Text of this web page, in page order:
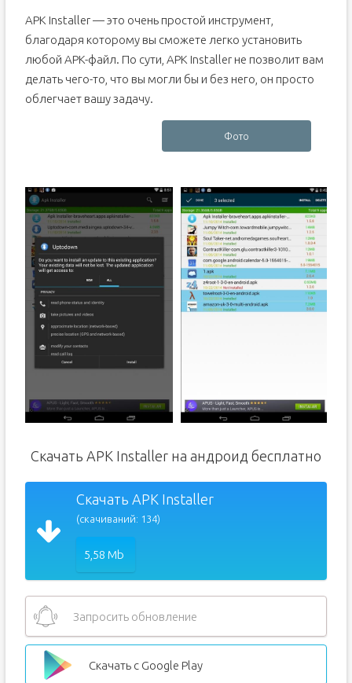
APK Installer — это очень простой инструмент,
благодаря которому вы сможете легко установить
любой APK-файл. По сути, APK Installer не позволит вам
делать чего-то, что вы могли бы и без него, он просто
облегчает вашу задачу.
Фото
Скачать APK Installer на андроид бесплатно
Скачать APK Installer
(скачиваний: 134)
5,58 Mb
Запросить обновление
Скачать с Google Play